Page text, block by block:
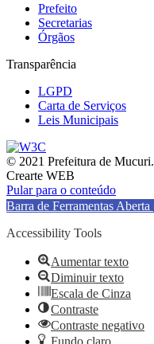
Prefeito
Secretarias
Órgãos
Transparência
LGPD
Carta de Serviços
Leis Municipais
© 2021 Prefeitura de Mucuri.
Crearte WEB
Pular para o conteúdo
Barra de Ferramentas Aberta
Accessibility Tools
Aumentar texto
Diminuir texto
Escala de Cinza
Contraste
Contraste negativo
Fundo claro